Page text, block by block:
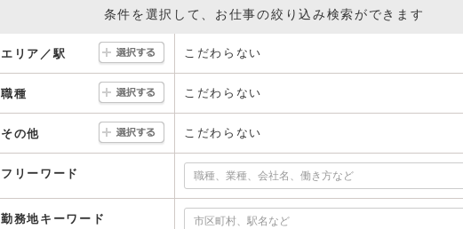
条件を選択して、お仕事の絞り込み検索ができます
エリア／駅 こだわらない
職種 こだわらない
その他 こだわらない
フリーワード
勤務地キーワード